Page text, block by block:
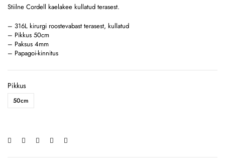
Stiilne Cordell kaelakee kullatud terasest.
– 316L kirurgi roostevabast terasest, kullatud
– Pikkus 50cm
– Paksus 4mm
– Papagoi-kinnitus
Pikkus
50cm